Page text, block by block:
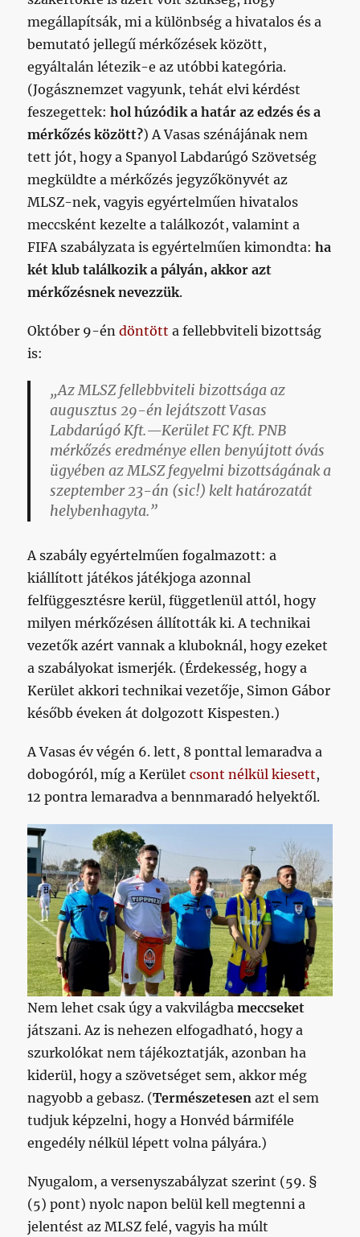
megállapítsák, mi a különbség a hivatalos és a
bemutató jellegű mérkőzések között,
egyáltalán létezik-e az utóbbi kategória.
(Jogásznemzet vagyunk, tehát elvi kérdést
feszegettek:hol húzódik a határ az edzés és a
mérkőzés között?) A Vasas szénájának nem
tett jót, hogy a Spanyol Labdarúgó Szövetség
megküldte a mérkőzés jegyzőkönyvét az
MLSZ-nek, vagyis egyértelműen hivatalos
meccsként kezelte a találkozót, valamint a
FIFA szabályzata is egyértelműen kimondta:ha
két klub találkozik a pályán, akkor azt
mérkőzésnek nevezzük.
Október 9-éndöntött a fellebbviteli bizottság
is:
„Az MLSZ fellebbviteli bizottsága az
augusztus 29-én lejátszott Vasas
Labdarúgó Kft.—Kerület FC Kft. PNB
mérkőzés eredménye ellen benyújtott óvás
ügyében az MLSZ fegyelmi bizottságának a
szeptember 23-án (sic!) kelt határozatát
helybenhagyta.”
A szabály egyértelműen fogalmazott: a
kiállított játékos játékjoga azonnal
felfüggesztésre kerül, függetlenül attól, hogy
milyen mérkőzésen állították ki. A technikai
vezetők azért vannak a kluboknál, hogy ezeket
a szabályokat ismerjék. (Érdekesség, hogy a
Kerület akkori technikai vezetője, Simon Gábor
később éveken át dolgozott Kispesten.)
A Vasas év végén 6. lett, 8 ponttal lemaradva a
dobogóról, míg a Kerület csont nélkül kiesett,
12 pontra lemaradva a bennmaradó helyektől.
Nem lehet csak úgy a vakvilágbameccseket
játszani. Az is nehezen elfogadható, hogy a
szurkolókat nem tájékoztatják, azonban ha
kiderül, hogy a szövetséget sem, akkor még
nagyobb a gebasz. (Természetesenazt el sem
tudjuk képzelni, hogy a Honvéd bármiféle
engedély nélkül lépett volna pályára.)
Nyugalom, a versenyszabályzat szerint (59. §
(5) pont) nyolc napon belül kell megtenni a
jelentést az MLSZ felé, vagyis ha múlt